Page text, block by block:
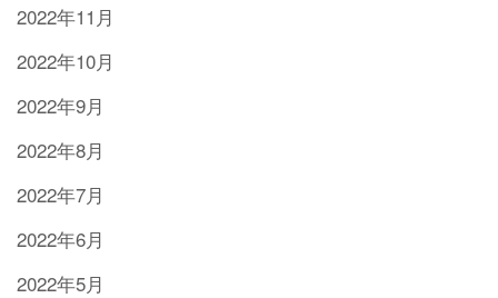
2022年11月
2022年10月
2022年9月
2022年8月
2022年7月
2022年6月
2022年5月